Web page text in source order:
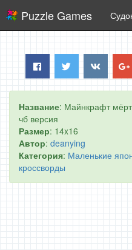
Puzzle Games
Название: Майнкрафт
чб версия
Размер: 14x16
Автор: deanying
Категория: Маленькие
кроссворды